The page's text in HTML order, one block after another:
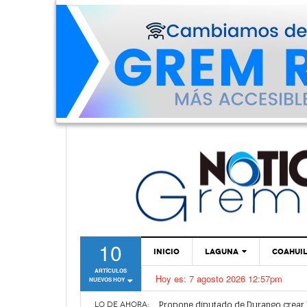
10
ARTÍCULOS
NUEVOS HOY
INICIO LAGUNA
TORREÓN
GÓMEZ PALACIO
Hoy es: 7 agosto 2026 12:57pm
LO DE AHORA:
Coparmex Laguna se reunirá con